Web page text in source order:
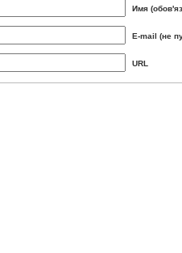
Имя
E-mail (не
URL